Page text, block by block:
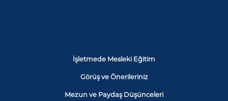
İşletmede Mesleki Eğitim
Görüş ve Önerileriniz
Mezun ve Paydaş Düşünceleri